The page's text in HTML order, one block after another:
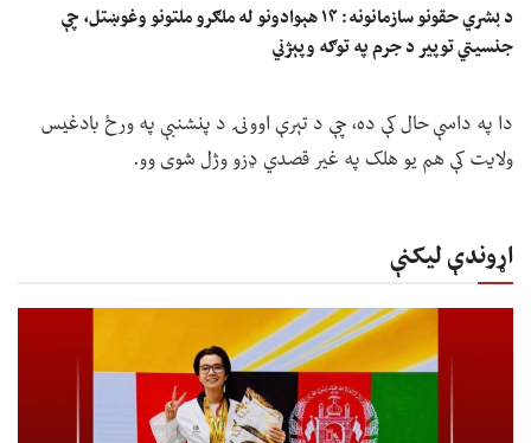
د بشري حقونو سازمانونه: ۱۴ هېوادونو له ملګرو ملتونو وغوښتل، چې
جنسیتي توپير د جرم په توګه وپېژني
دا په داسې حال کې ده، چې د تېرې اوونۍ د پنشنبې په ورځ بادغیس
ولایت کې هم یو هلک په غیر قصدي ډزو وژل شوی وو.
اړوندې لیکنې